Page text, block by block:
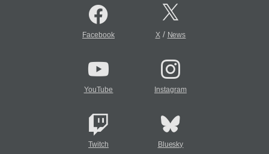
Facebook X/ News
YouTube Instagram
Twitch Bluesky